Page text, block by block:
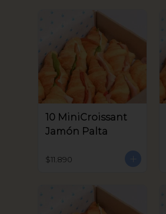
10 MiniCroissant
Jamón Palta
$11.890